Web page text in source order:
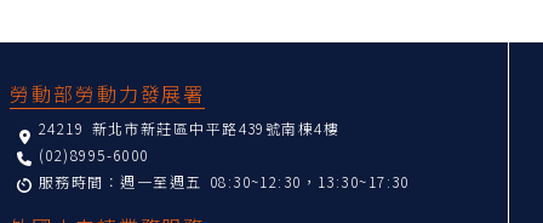
勞動部勞動力發展署
24219 新北市新莊區中平路439號南棟4樓
(02)8995-6000
服務時間：週一至週五 08:30~12:30，13:30~17:30